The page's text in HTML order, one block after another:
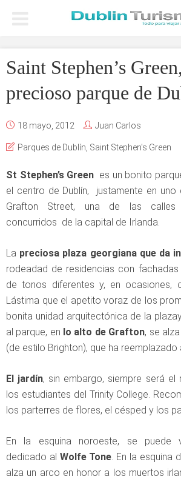
Saint Stephen’s
precioso parque de
18 mayo, 2012 Juan Carlos
Parques de Dublín Saint Stephen's Green
St Stephen’s Green es un bonito
el centro de Dublín, justamente en
Grafton Street, una de las calles
concurridos de la capital de Irlanda.
La preciosa plaza georgiana que da
rodeadad de residencias con fachadas
de tonos diferentes y, en ocasiones,
Lástima que el apetito voraz de los
bonita unidad arquitectónica de la
al parque, en lo alto de Grafton, se
(de estilo Brighton), que ha reemplazado
El jardín, sin embargo, siempre será el
los estudiantes del Trinity College.
los parterres de flores, el césped y los
En la esquina noroeste, se puede
dedicado al Wolfe Tone. En la esquina
alza un arco en honor a los muertos